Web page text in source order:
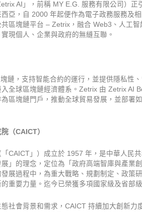
AI」，前稱 MY E.G. 服務有限公司）
亞，自 2000 年起便作為電子政務服務及
區塊鏈平台 – Zetrix，融合 Web3、人工
現個人、企業與政府的無縫互聯。
鏈，支持智能合約的運行，並提供隱私性
全球區塊鏈經濟體系。Zetrix 由 Zetrix AI
區塊鏈門戶，推動全球貿易發展，並部署
院（CAICT）
CAICT」）成立於 1957 年，是中華人民
」的理念，定位為「政府高端智庫與產業
展過程中，為重大戰略、規劃制定、政策
重要力量。迄今已榮獲多項國家級及省部
社會背景和需求，CAICT 持續加大創新